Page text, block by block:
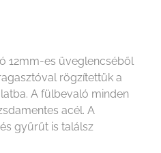
12mm-es üveglencséből
rögzítettük a
A fülbevaló minden
acél. A
gyűrűt is találsz